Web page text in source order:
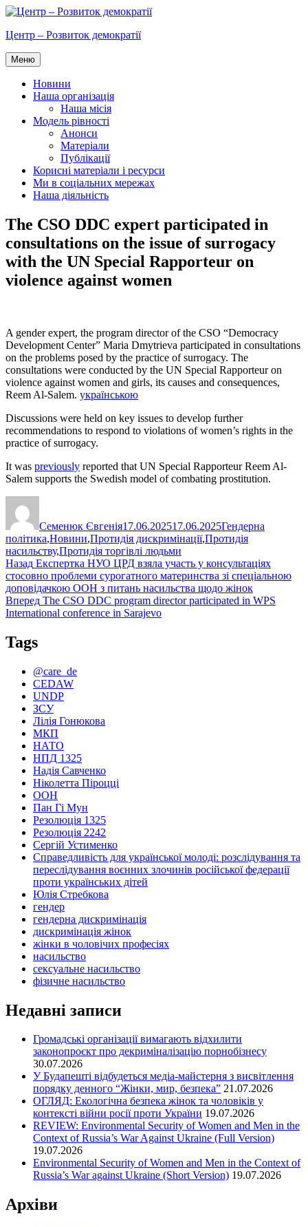
Перейти
вмісту
Центр – Розвиток демократії
Меню
Новини
Наша організація
Наша місія
Модель рівності
Анонси
Матеріали
Публікації
Корисні матеріали і ресурси
Ми в соціальних мережах
Наша діяльність
The CSO DDC expert participated in
consultations on the issue of surrogacy
with the UN Special Rapporteur on
violence against women
A gender expert, the program director of the CSO “Democracy
Development Center” Maria Dmytrieva participated in consultations
on the problems posed by the practice of surrogacy. The
consultations were conducted by the UN Special Rapporteur on
violence against women and girls, its causes and consequences,
Reem Al-Salem. українською
Discussions were held on key issues to develop further
recommendations to respond to violations of women’s rights in the
practice of surrogacy.
It was previously reported that UN Special Rapporteur Reem Al-
Salem supports the Swedish model of combating prostitution.
Семенюк Євгенія17.06.202517.06.2025Гендерна
політика,Новини,Протидія дискримінації,Протидія
насильству,Протидія торгівлі людьми
Навігація
записів
Назад Попередній
запис:
Експертка НУО ЦРД взяла участь у консультаціях
стосовно проблеми сурогатного материнства зі спеціальною
доповідачкою ООН з питань насильства щодо жінок
Вперед Наступний
запис:
The CSO DDC program director participated in WPS
International conference in Sarajevo
Tags
@care_de
CEDAW
UNDP
ЗСУ
Лілія Гонюкова
МКП
НАТО
НПД 1325
Надія Савченко
Ніколетта Піроцці
ООН
Пан Гі Мун
Резолюція 1325
Резолюція 2242
Сергій Устименко
Справедливість для української молоді: розслідування та
переслідування воєнних злочинів російської федерації
проти українських дітей
Юлія Стребкова
гендер
гендерна дискримінація
дискримінація жінок
жінки в чоловічих професіях
насильство
сексуальне насильство
фізичне насильство
Недавні записи
Громадські організації вимагають відхилити
законопроєкт про декриміналізацію порнобізнесу
30.07.2026
У Будапешті відбудеться медіа-майстерня з висвітлення
порядку денного “Жінки, мир, безпека” 21.07.2026
ОГЛЯД: Екологічна безпека жінок та чоловіків у
контексті війни росії проти України 19.07.2026
REVIEW: Environmental Security of Women and Men in the
Context of Russia’s War Against Ukraine (Full Version)
19.07.2026
Environmental Security of Women and Men in the Context of
Russia’s War against Ukraine (Short Version) 19.07.2026
Архіви